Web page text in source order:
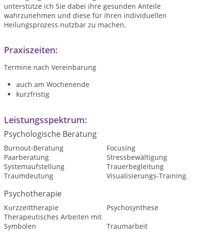
unterstütze ich Sie dabei ihre gesunden Anteile
wahrzunehmen und diese für ihren individuellen
Heilungsprozess nutzbar zu machen.
Praxiszeiten:
Termine nach Vereinbarung
auch am Wochenende
kurzfristig
Leistungsspektrum:
Psychologische Beratung
Burnout-Beratung
Focusing
Paarberatung
Stressbewältigung
Systemaufstellung
Trauerbegleitung
Traumdeutung
Visualisierungs-Training
Psychotherapie
Kurzzeittherapie
Psychosynthese
Therapeutisches Arbeiten mit
Symbolen
Traumarbeit